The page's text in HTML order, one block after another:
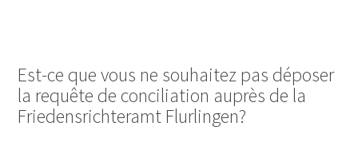
Est-ce que vous ne souhaitez pas déposer
la requête de conciliation auprès de la
Friedensrichteramt Flurlingen?